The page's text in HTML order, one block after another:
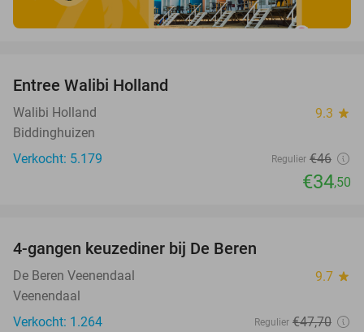
Entree Walibi Holland
Walibi Holland 9.3 star
Biddinghuizen
Verkocht: 5.179
Regulier €46
€34,50
4-gangen keuzediner bij De Beren
De Beren Veenendaal 9.7 star
Veenendaal
Verkocht: 1.264
Regulier €47,70